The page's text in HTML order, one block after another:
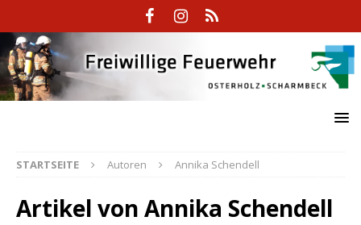
STARTSEITE Autoren Annika Schendell
Artikel von Annika Schendell